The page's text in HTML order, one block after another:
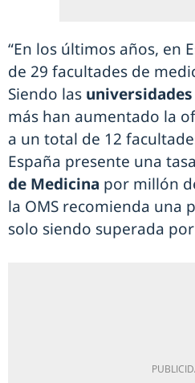
“En los últimos años, en
de 29 facultades de
Siendo las
más han aumentado la
a un total de 12
España presente una
de Medicina por millón
la OMS recomienda una
solo siendo superada por